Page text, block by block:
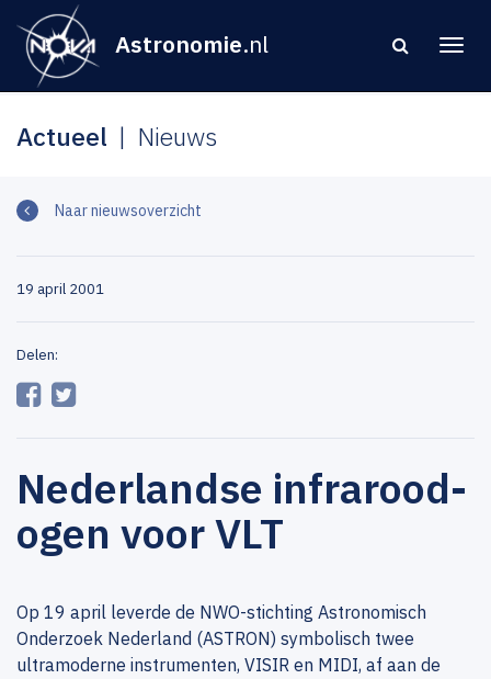
Astronomie.nl
Actueel Nieuws
Naar nieuwsoverzicht
19 april 2001
Delen:
Nederlandse infrarood-
ogen voor VLT
Op 19 april leverde de NWO-stichting Astronomisch
Onderzoek Nederland (ASTRON) symbolisch twee
ultramoderne instrumenten, VISIR en MIDI, af aan de